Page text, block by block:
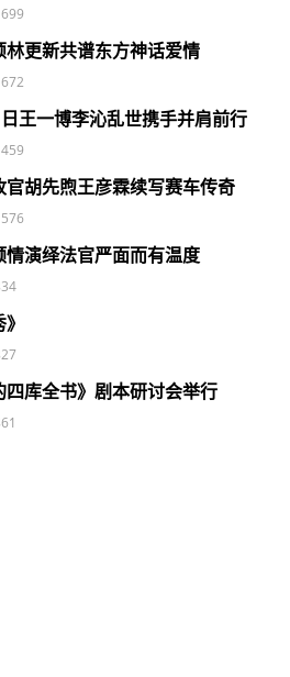
林更新共谱东方神话爱情
王一博李沁乱世携手并肩前行
官胡先煦王彦霖续写赛车传奇
情演绎法官严面而有温度
库全书》剧本研讨会举行